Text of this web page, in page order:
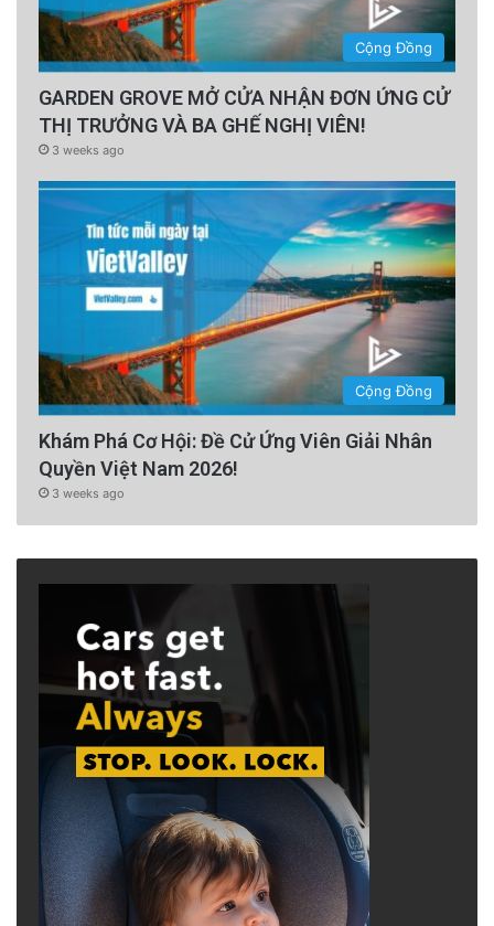
Cộng Đồng
GARDEN GROVE MỞ CỬA NHẬN ĐƠN ỨNG CỬ
THỊ TRƯỞNG VÀ BA GHẾ NGHỊ VIÊN!
3 weeks ago
Cộng Đồng
Khám Phá Cơ Hội: Đề Cử Ứng Viên Giải Nhân
Quyền Việt Nam 2026!
3 weeks ago